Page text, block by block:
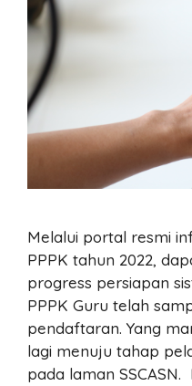
Melalui portal resmi
PPPK tahun 2022,
progress persiapan
PPPK Guru telah
pendaftaran. Yang
lagi menuju tahap
pada laman